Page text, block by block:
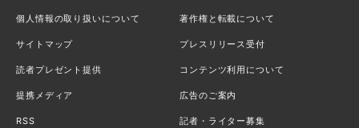
個人情報の取り扱いについて 著作権と転載について
サイトマップ プレスリリース受付
読者プレゼント提供 コンテンツ利用について
提携メディア 広告のご案内
RSS 記者・ライター募集